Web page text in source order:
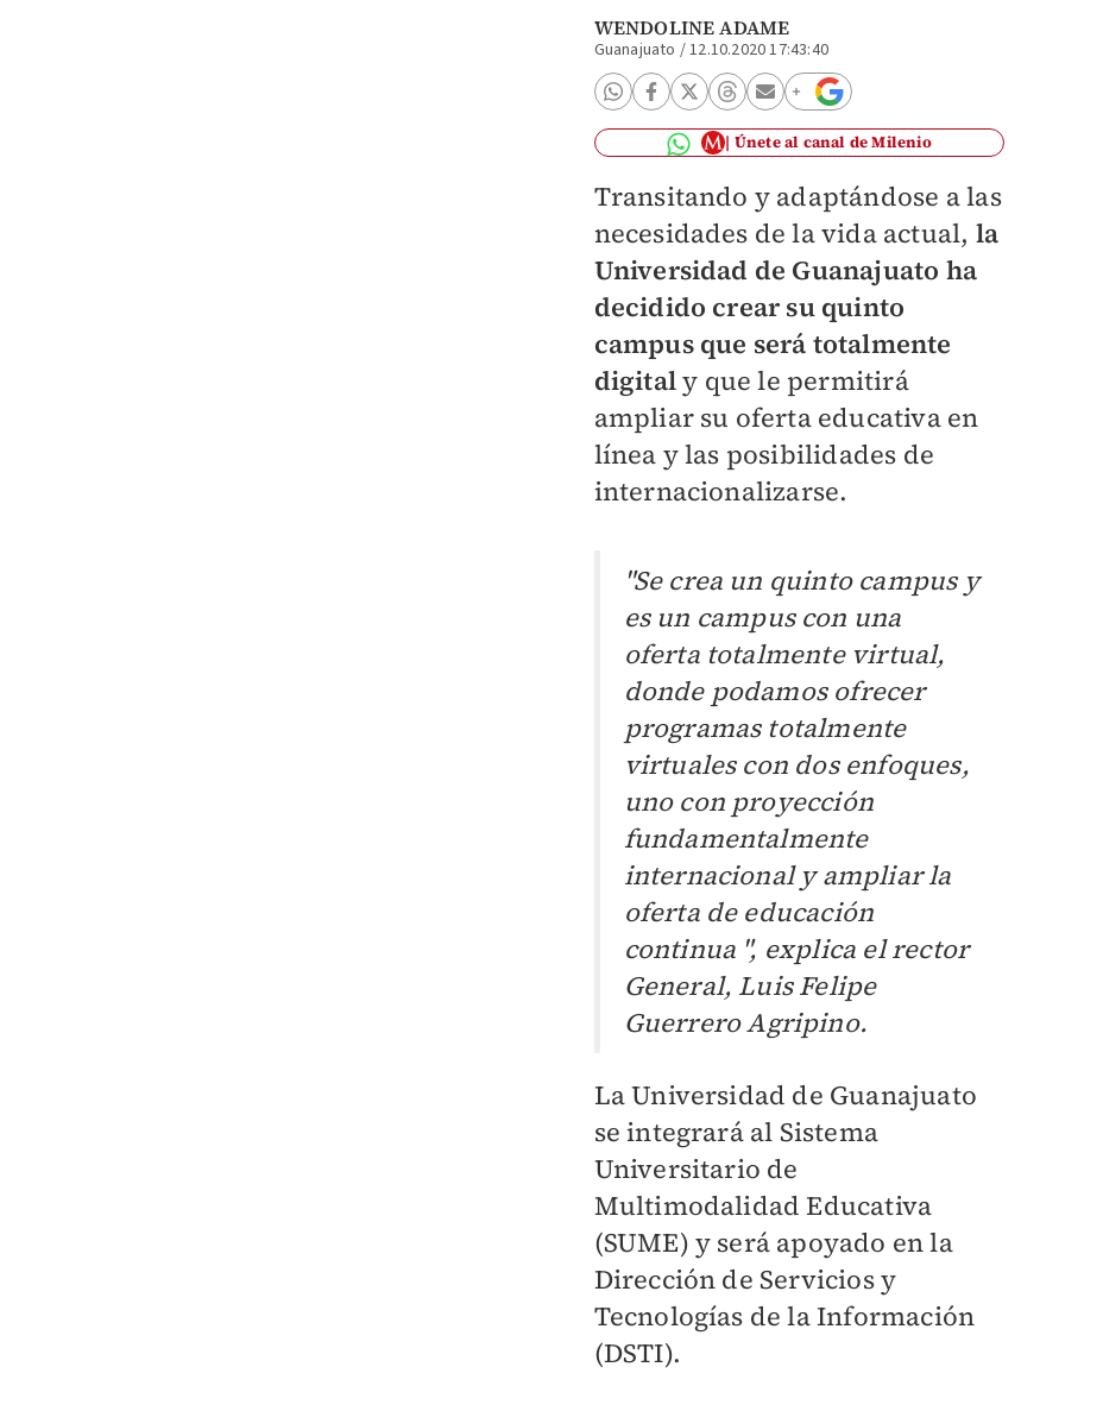
WENDOLINE ADAME
Guanajuato /12.10.2020 17:43:40
Únete al canal de Milenio
Transitando y adaptándose a las
necesidades de la vida actual, la
Universidad de Guanajuato ha
decidido crear su quinto
campus que será totalmente
digitaly que le permitirá
ampliar su oferta educativa en
línea y las posibilidades de
internacionalizarse.
"Se crea un quinto campus y
es un campus con una
oferta totalmente virtual,
donde podamos ofrecer
programas totalmente
virtuales con dos enfoques,
uno con proyección
fundamentalmente
internacional y ampliar la
oferta de educación
continua ", explica el rector
General, Luis Felipe
Guerrero Agripino.
La Universidad de Guanajuato
se integrará al Sistema
Universitario de
Multimodalidad Educativa
(SUME) y será apoyado en la
Dirección de Servicios y
Tecnologías de la Información
(DSTI).